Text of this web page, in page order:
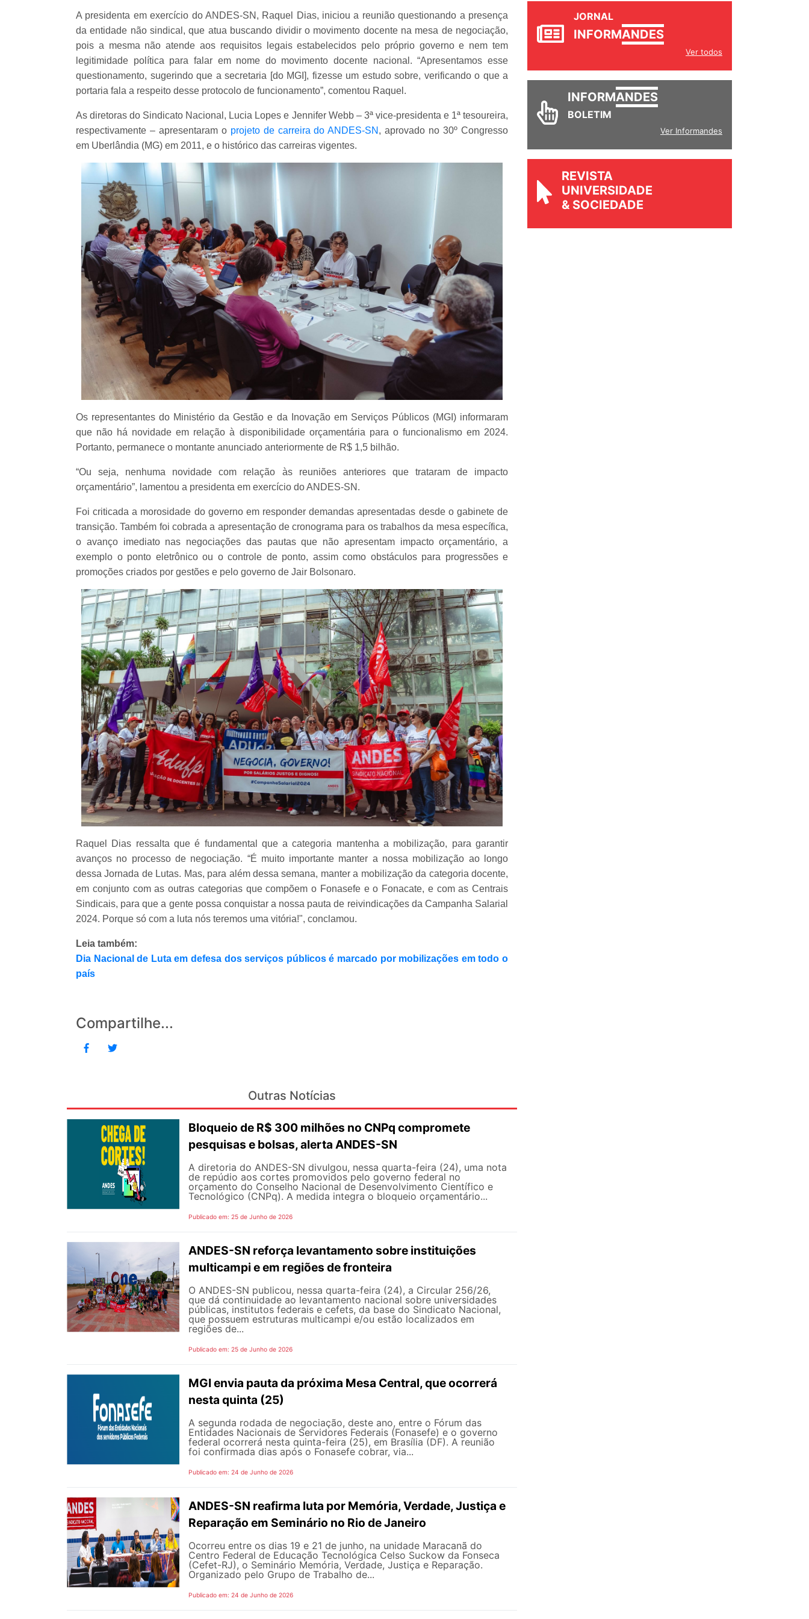
A presidenta em exercício do ANDES-SN, Raquel Dias, iniciou a reunião questionando a presença
da entidade não sindical, que atua buscando dividir o movimento docente na mesa de negociação,
pois a mesma não atende aos requisitos legais estabelecidos pelo próprio governo e nem tem
legitimidade política para falar em nome do movimento docente nacional. “Apresentamos esse
questionamento, sugerindo que a secretaria [do MGI], fizesse um estudo sobre, verificando o que a
portaria fala a respeito desse protocolo de funcionamento”, comentou Raquel.
As diretoras do Sindicato Nacional, Lucia Lopes e Jennifer Webb – 3ª vice-presidenta e 1ª tesoureira,
respectivamente – apresentaram o projeto de carreira do ANDES-SN , aprovado no 30º Congresso
em Uberlândia (MG) em 2011, e o histórico das carreiras vigentes.
Os representantes do Ministério da Gestão e da Inovação em Serviços Públicos (MGI) informaram
que não há novidade em relação à disponibilidade orçamentária para o funcionalismo em 2024.
Portanto, permanece o montante anunciado anteriormente de R$ 1,5 bilhão.
“Ou seja, nenhuma novidade com relação às reuniões anteriores que trataram de impacto
orçamentário”, lamentou a presidenta em exercício do ANDES-SN.
Foi criticada a morosidade do governo em responder demandas apresentadas desde o gabinete de
transição. Também foi cobrada a apresentação de cronograma para os trabalhos da mesa específica,
o avanço imediato nas negociações das pautas que não apresentam impacto orçamentário, a
exemplo o ponto eletrônico ou o controle de ponto, assim como obstáculos para progressões e
promoções criados por gestões e pelo governo de Jair Bolsonaro.
Raquel Dias ressalta que é fundamental que a categoria mantenha a mobilização, para garantir
avanços no processo de negociação. “É muito importante manter a nossa mobilização ao longo
dessa Jornada de Lutas. Mas, para além dessa semana, manter a mobilização da categoria docente,
em conjunto com as outras categorias que compõem o Fonasefe e o Fonacate, e com as Centrais
Sindicais, para que a gente possa conquistar a nossa pauta de reivindicações da Campanha Salarial
2024. Porque só com a luta nós teremos uma vitória!", conclamou.
Leia também:
Dia Nacional de Luta em defesa dos serviços públicos é marcado por mobilizações em todo o
país
Compartilhe...
Outras Notícias
Bloqueio de R$ 300 milhões no CNPq compromete
pesquisas e bolsas, alerta ANDES-SN
A diretoria do ANDES-SN divulgou, nessa quarta-feira (24), uma nota
de repúdio aos cortes promovidos pelo governo federal no
orçamento do Conselho Nacional de Desenvolvimento Científico e
Tecnológico (CNPq). A medida integra o bloqueio orçamentário...
Publicado em: 25 de Junho de 2026
ANDES-SN reforça levantamento sobre instituições
multicampi e em regiões de fronteira
O ANDES-SN publicou, nessa quarta-feira (24), a Circular 256/26,
que dá continuidade ao levantamento nacional sobre universidades
públicas, institutos federais e cefets, da base do Sindicato Nacional,
que possuem estruturas multicampi e/ou estão localizados em
regiões de...
Publicado em: 25 de Junho de 2026
MGI envia pauta da próxima Mesa Central, que ocorrerá
nesta quinta (25)
A segunda rodada de negociação, deste ano, entre o Fórum das
Entidades Nacionais de Servidores Federais (Fonasefe) e o governo
federal ocorrerá nesta quinta-feira (25), em Brasília (DF). A reunião
foi confirmada dias após o Fonasefe cobrar, via...
Publicado em: 24 de Junho de 2026
ANDES-SN reafirma luta por Memória, Verdade, Justiça e
Reparação em Seminário no Rio de Janeiro
Ocorreu entre os dias 19 e 21 de junho, na unidade Maracanã do
Centro Federal de Educação Tecnológica Celso Suckow da Fonseca
(Cefet-RJ), o Seminário Memória, Verdade, Justiça e Reparação.
Organizado pelo Grupo de Trabalho de...
Publicado em: 24 de Junho de 2026
JORNAL
Ver todos
INFORM
Ver Informandes
REVISTA
UNIVERSIDADE